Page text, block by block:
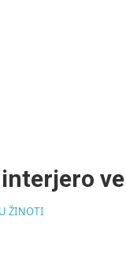
ŽINOTI